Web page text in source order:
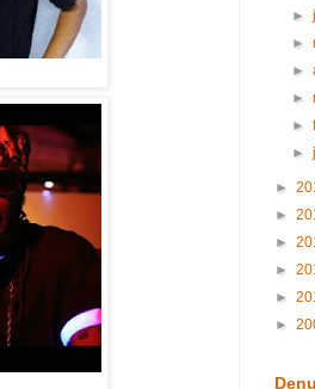
►
►
►
►
►
►
►
►
►
►
►
►